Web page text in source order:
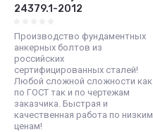
24379.1-2012
Производство фундаментных
анкерных болтов из
российских
сертифицированных сталей!
Любой сложной сложности как
по ГОСТ так и по чертежам
заказчика. Быстрая и
качественная работа по низким
ценам!